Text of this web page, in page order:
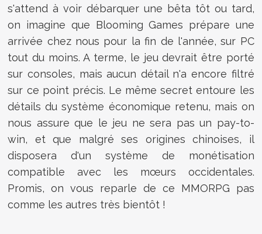
s'attend à voir débarquer une bêta tôt ou tard,
on imagine que Blooming Games prépare une
arrivée chez nous pour la fin de l'année, sur PC
tout du moins. A terme, le jeu devrait être porté
sur consoles, mais aucun détail n'a encore filtré
sur ce point précis. Le même secret entoure les
détails du système économique retenu, mais on
nous assure que le jeu ne sera pas un pay-to-
win, et que malgré ses origines chinoises, il
disposera d'un système de monétisation
compatible avec les mœurs occidentales.
Promis, on vous reparle de ce MMORPG pas
comme les autres très bientôt !